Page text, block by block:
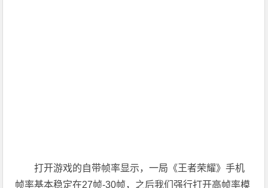
打开游戏的自带帧率显示，一局《王者荣耀》手机
帧率基本稳定在27帧-30帧，之后我们强行打开高帧率模